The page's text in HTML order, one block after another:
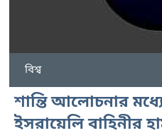
বিশ্ব
শান্তি আলোচনার
ইসরায়েলি বাহিনীর